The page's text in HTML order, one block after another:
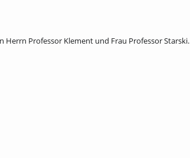
Professor Klement und Frau Professor Starski.